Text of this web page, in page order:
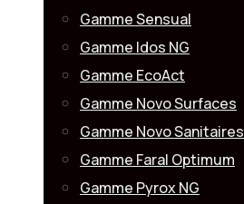
Gamme Sensual
Gamme Idos NG
Gamme EcoAct
Gamme Novo Surfaces
Gamme Novo Sanitaires
Gamme Faral Optimum
Gamme Pyrox NG